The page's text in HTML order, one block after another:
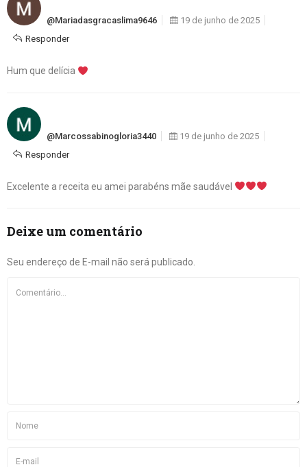
@mariadasgracaslima9646
19 de junho de 2025
Responder
Hum que delícia
@marcossabinogloria3440
19 de junho de 2025
Responder
Excelente a receita eu amei parabéns mãe saudável
Deixe um comentário
Seu endereço de E-mail não será publicado.